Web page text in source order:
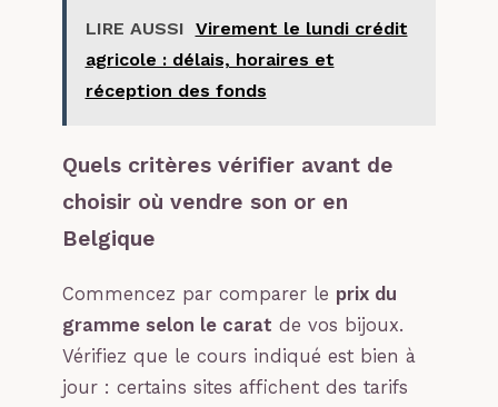
LIRE AUSSI Virement le lundi crédit
agricole : délais, horaires et
réception des fonds
Quels critères vérifier avant de
choisir où vendre son or en
Belgique
Commencez par comparer le prix du
gramme selon le carat de vos bijoux.
Vérifiez que le cours indiqué est bien à
jour : certains sites affichent des tarifs